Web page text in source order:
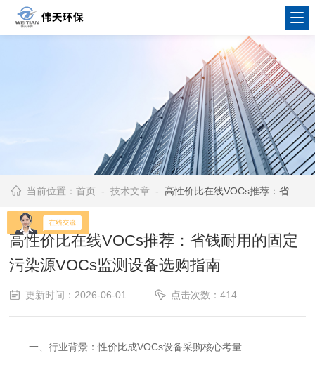
当前位置：首页 -技术文章 - 高性价比在线VOCs推荐：省钱耐用的固定污染源VOCs监测设备选购指南
高性价比在线VOCs推荐：省钱耐用的固定
污染源VOCs监测设备选购指南
更新时间：2026-06-01 点击次数：414
一、行业背景：性价比成VOCs设备采购核心考量